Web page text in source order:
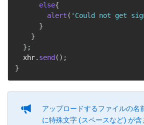
else{
alert ( 'Could not get
}
}
} ;
  xhr
. send ( ) ;
}
アップロードするファイルの名
に特殊文字 (スペースなど) が